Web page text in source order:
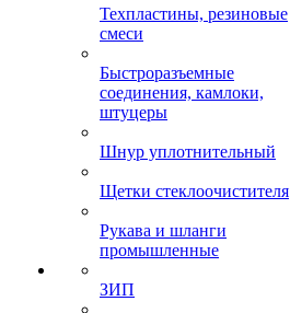
Техпластины, резиновые
смеси
Быстроразъемные
соединения, камлоки,
штуцеры
Шнур уплотнительный
Щетки стеклоочистителя
Рукава и шланги
промышленные
ЗИП